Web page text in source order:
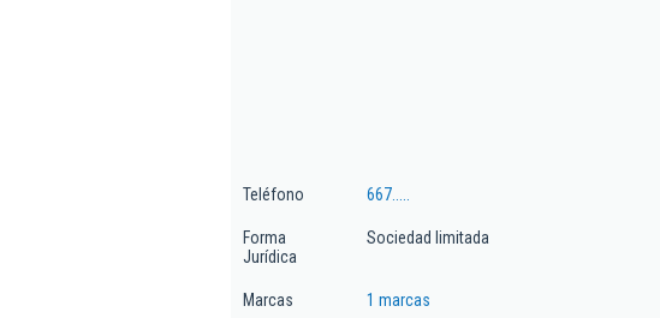
Teléfono 667.....
Forma
Jurídica
Sociedad limitada
Marcas 1 marcas